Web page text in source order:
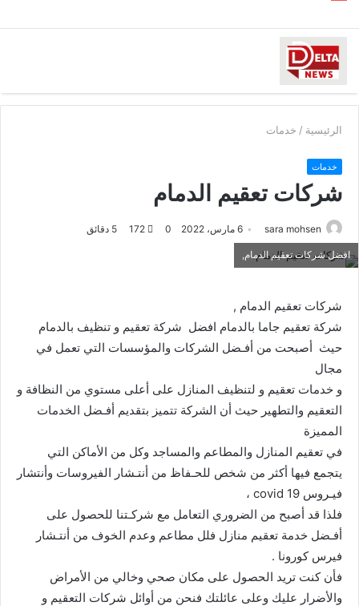
الرئيسية / خدمات
خدمات
شركات تعقيم الدمام
sara mohsen 6 مارس، 2022 0
172 5 دقائق
افضل شركات تعقيم الدمام,
شركات تعقيم الدمام ,
شركة تعقيم جاما بالدمام افضل شركة تعقيم و تنظيف بالدمام
حيث أصبحت من أفـضل الشركات والمؤسسات التي تعمل في
مجال
و خدمات تعقيم و لتنظيف المنازل على أعلى مستوي من النظافة و
التعقيم والتطهير حيث أن الشركة تتميز بتقديم أفـضل الخدمات
المميزة
في تعقيم المنازل والمطاعم والمساجد وكل من الأماكن التي
يتجمع فيها أكثر من شخص للحـفاظ من أنتـشار الفيروسات وأنتشار
فيـروس covid 19 ،
فلذا قد أصبح من الضروري التعامل مع شركـتنا للحصول على
أفـضل خدمة تعقيم منازل فلل مطاعم وعدم الخوف من أنتـشار
فيرس كورونا .
فأن كنت تريد الحصول على مكان صحي وخالي من الأمراض
والأضرار عليك وعلى عائلتك فنحن من أوائل شركات التعقيم و